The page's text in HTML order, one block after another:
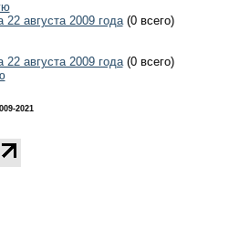
22 августа 2009 года(0 всего)
22 августа 2009 года(0 всего)
2021